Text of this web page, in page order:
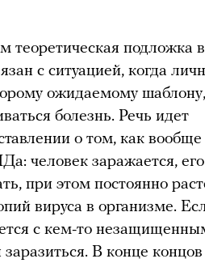
теоретическая подложка
с ситуацией, когда
ожидаемому шаблону,
болезнь. Речь идет
о том, как вообще
человек заражается,
при этом постоянно
вируса в организме.
с кем-то
заразиться. В конце